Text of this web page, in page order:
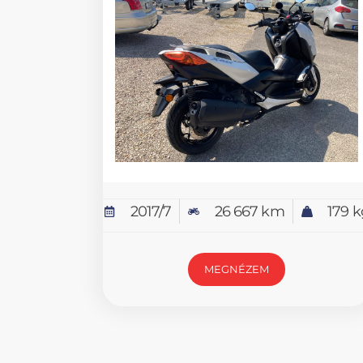
2017/7 26 667 km 179
MEGNÉZEM